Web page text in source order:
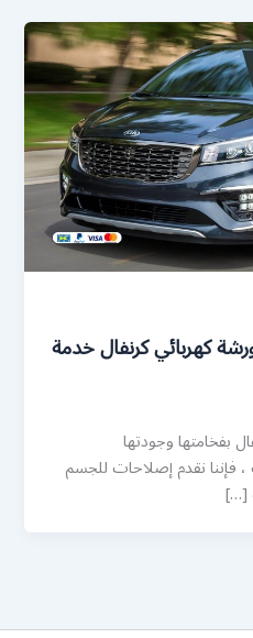
كرنفال 99007366 ورشة كهربائي كرنفال خدمة
بفخامتها وجودتها
فإننا نقدم إصلاحات للجسم
[…]